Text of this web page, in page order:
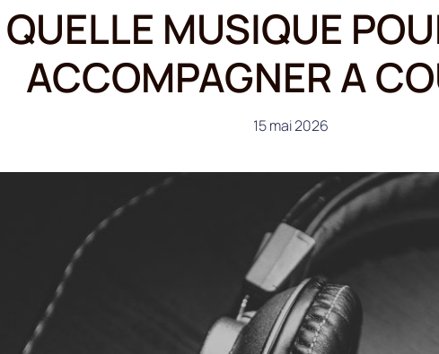
QUELLE MUSIQUE
ACCOMPAGNER A
15 mai 2026